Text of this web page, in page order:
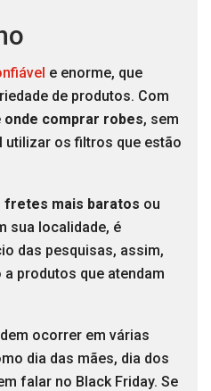
e enorme, que
de produtos. Com
onde comprar robes, sem
utilizar os filtros que estão
fretes mais baratos ou
sua localidade, é
das pesquisas, assim,
produtos que atendam
ocorrer em várias
dia das mães, dia dos
falar no Black Friday. Se